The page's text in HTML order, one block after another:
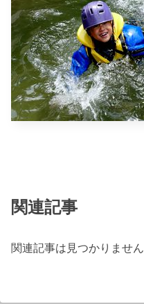
関連記事
関連記事は見つかりません